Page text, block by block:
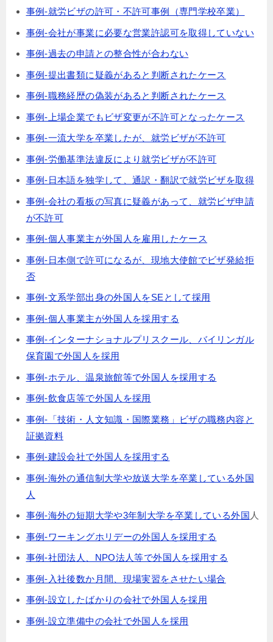
事例-就労ビザの許可・不許可事例（専門学校卒業）
事例-会社が事業に必要な営業許認可を取得していない
事例-過去の申請との整合性が合わない
事例-提出書類に疑義があると判断されたケース
事例-職務経歴の偽装があると判断されたケース
事例-上場企業でもビザ変更が不許可となったケース
事例-一流大学を卒業したが、就労ビザが不許可
事例-労働基準法違反により就労ビザが不許可
事例-日本語を独学して、通訳・翻訳で就労ビザを取得
事例-会社の看板の写真に疑義があって、就労ビザ申請
が不許可
事例-個人事業主が外国人を雇用したケース
事例-日本側で許可になるが、現地大使館でビザ発給拒
否
事例-文系学部出身の外国人をSEとして採用
事例-個人事業主が外国人を採用する
事例-インターナショナルプリスクール、バイリンガル
保育園で外国人を採用
事例-ホテル、温泉旅館等で外国人を採用する
事例-飲食店等で外国人を採用
事例-「技術・人文知識・国際業務」ビザの職務内容と
証拠資料
事例-建設会社で外国人を採用する
事例-海外の通信制大学や放送大学を卒業している外国
人
事例-海外の短期大学や3年制大学を卒業している外国 人
事例-ワーキングホリデーの外国人を採用する
事例-社団法人、NPO法人等で外国人を採用する
事例-入社後数か月間、現場実習をさせたい場合
事例-設立したばかりの会社で外国人を採用
事例-設立準備中の会社で外国人を採用